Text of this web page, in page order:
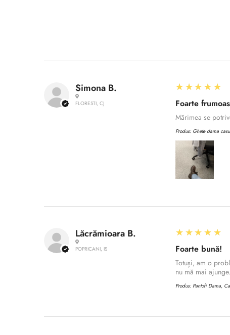
Simona B.
FLORESTI, CJ
5
★★★★★
Foarte
Mărimea se
Produs: Ghete dama
Lăcrămioara B.
POPRICANI, IS
5
★★★★★
Foarte bună!
Totuși, am o
nu mă mai
Produs: Pantofi Dama,